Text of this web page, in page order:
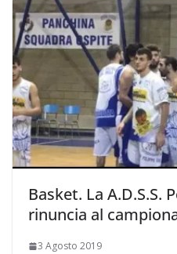
Basket. La A.D.S.S.
rinuncia al
3 Agosto 2019